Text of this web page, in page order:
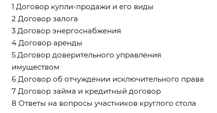
1 Договор купли-продажи и его виды
2 Договор залога
3 Договор энергоснабжения
4 Договор аренды
5 Договор доверительного управления
имуществом
6 Договор об отчуждении исключительного права
7 Договор займа и кредитный договор
8 Ответы на вопросы участников круглого стола